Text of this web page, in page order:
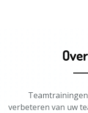
verbeteren van uw